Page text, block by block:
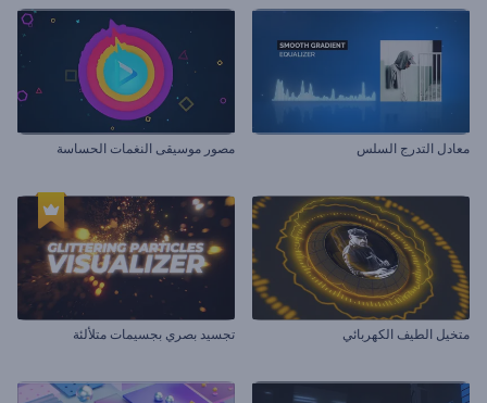
معادل التدرج السلس مصور موسيقى النغمات الحساسة
متخيل الطيف الكهربائي تجسيد بصري بجسيمات متلألئة